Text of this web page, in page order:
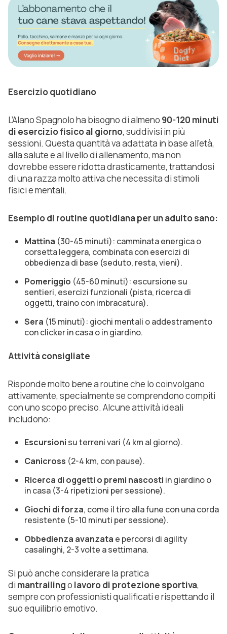
Esercizio quotidiano
L’Alano Spagnolo ha bisogno di almeno 90-120 minuti
di esercizio fisico al giorno, suddivisi in più
sessioni. Questa quantità va adattata in base all’età,
alla salute e al livello di allenamento, ma non
dovrebbe essere ridotta drasticamente, trattandosi
di una razza molto attiva che necessita di stimoli
fisici e mentali.
Esempio di routine quotidiana per un adulto sano:
Mattina (30-45 minuti): camminata energica o
corsetta leggera, combinata con esercizi di
obbedienza di base (seduto, resta, vieni).
Pomeriggio (45-60 minuti): escursione su
sentieri, esercizi funzionali (pista, ricerca di
oggetti, traino con imbracatura).
Sera (15 minuti): giochi mentali o addestramento
con clicker in casa o in giardino.
Attività consigliate
Risponde molto bene a routine che lo coinvolgano
attivamente, specialmente se comprendono compiti
con uno scopo preciso. Alcune attività ideali
includono:
Escursioni su terreni vari (4 km al giorno).
Canicross (2-4 km, con pause).
Ricerca di oggetti o premi nascosti in giardino o
in casa (3-4 ripetizioni per sessione).
Giochi di forza, come il tiro alla fune con una corda
resistente (5-10 minuti per sessione).
Obbedienza avanzata e percorsi di agility
casalinghi, 2-3 volte a settimana.
Si può anche considerare la pratica
di mantrailingo lavoro di protezione sportiva,
sempre con professionisti qualificati e rispettando il
suo equilibrio emotivo.